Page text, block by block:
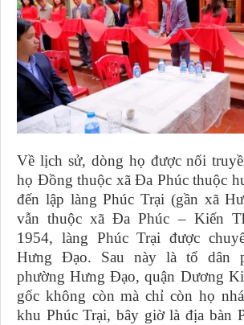
Về lịch sử, dòng họ được nối
họ Đồng thuộc xã Đa Phúc thuộc
đến lập làng Phúc Trại (gần xã
vẫn thuộc xã Đa Phúc – Kiến
1954, làng Phúc Trại được
Hưng Đạo. Sau này là tổ dân
phường Hưng Đạo, quận Dương
gốc không còn mà chỉ còn họ
khu Phúc Trại, bây giờ là địa bàn